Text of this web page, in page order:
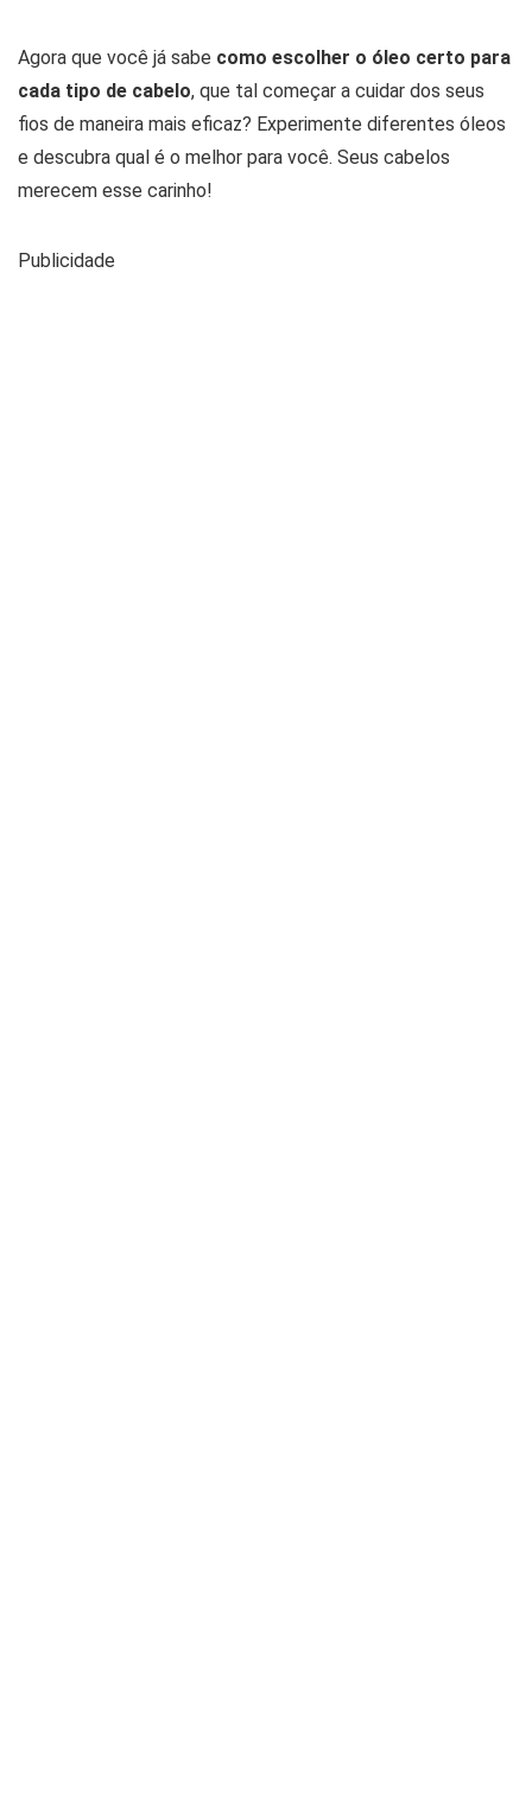
Agora que você já sabe como escolher o óleo certo para
cada tipo de cabelo, que tal começar a cuidar dos seus
fios de maneira mais eficaz? Experimente diferentes óleos
e descubra qual é o melhor para você. Seus cabelos
merecem esse carinho!
Publicidade